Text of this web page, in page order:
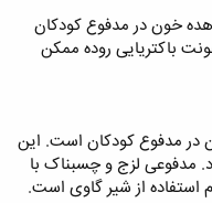
خون در مدفوع کودکان
باکتریایی روده ممکن
در مدفوع کودکان است. این
مدفوعی لزج و چسبناک با
از شیر گاوی است.